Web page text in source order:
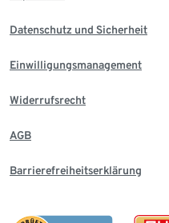
Datenschutz und Sicherheit
Einwilligungsmanagement
Widerrufsrecht
AGB
Barrierefreiheitserklärung